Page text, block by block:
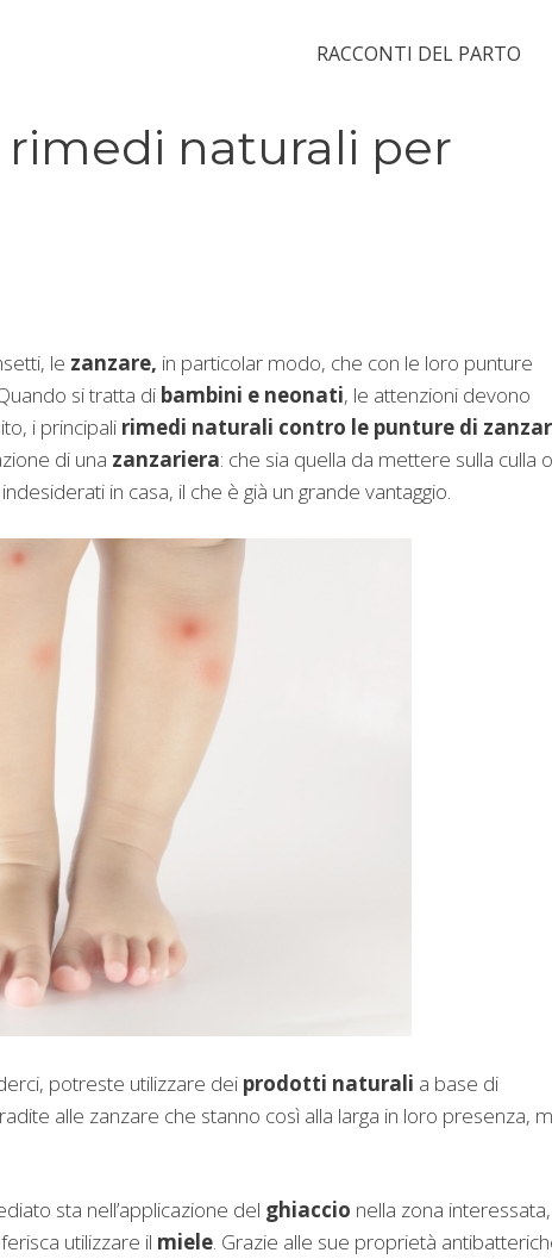
RACCONTI DEL PARTO
rimedi naturali per
le zanzare, in particolar modo, che con le loro punture
si tratta di bambini e neonati, le attenzioni devono
i principali rimedi naturali contro le punture di
di una zanzariera: che sia quella da mettere sulla culla o
in casa, il che è già un grande vantaggio.
potreste utilizzare dei prodotti naturali a base di
alle zanzare che stanno così alla larga in loro presenza,
sta nell’applicazione del ghiaccio nella zona
utilizzare il miele. Grazie alle sue proprietà